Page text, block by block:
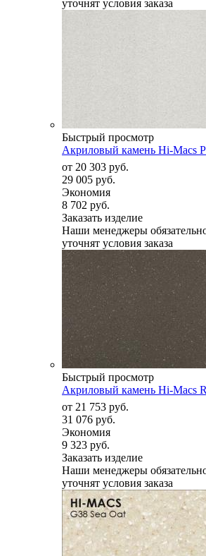
уточнят условия заказа
Быстрый просмотр
Акриловый камень Hi-Macs
от 20 303 руб.
29 005 руб.
Экономия
8 702 руб.
Заказать изделие
Наши менеджеры
уточнят условия заказа
Быстрый просмотр
Акриловый камень Hi-Macs
от 21 753 руб.
31 076 руб.
Экономия
9 323 руб.
Заказать изделие
Наши менеджеры
уточнят условия заказа